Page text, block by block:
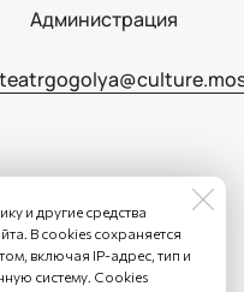
Администрация
и другие средства
В cookies сохраняется
включая IP-адрес, тип и
систему. Cookies